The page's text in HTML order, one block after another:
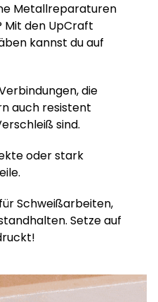
Metallreparaturen
Mit den UpCraft
kannst du auf
die
auch resistent
sind.
oder stark
Schweißarbeiten,
Setze auf